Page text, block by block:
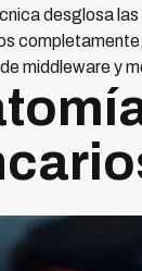
desglosa
middleware y